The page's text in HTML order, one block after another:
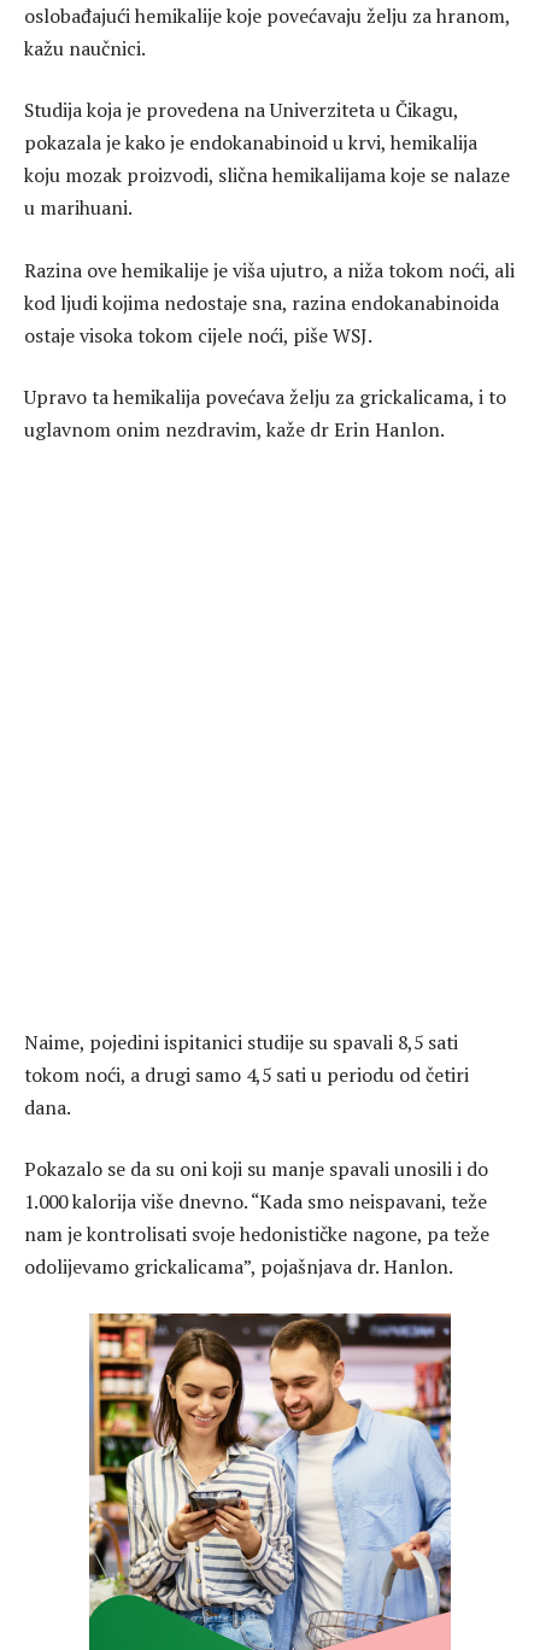
oslobađajući hemikalije koje povećavaju želju za hranom,
kažu naučnici.
Studija koja je provedena na Univerziteta u Čikagu,
pokazala je kako je endokanabinoid u krvi, hemikalija
koju mozak proizvodi, slična hemikalijama koje se nalaze
u marihuani.
Razina ove hemikalije je viša ujutro, a niža tokom noći, ali
kod ljudi kojima nedostaje sna, razina endokanabinoida
ostaje visoka tokom cijele noći, piše WSJ.
Upravo ta hemikalija povećava želju za grickalicama, i to
uglavnom onim nezdravim, kaže dr Erin Hanlon.
Naime, pojedini ispitanici studije su spavali 8,5 sati
tokom noći, a drugi samo 4,5 sati u periodu od četiri
dana.
Pokazalo se da su oni koji su manje spavali unosili i do
1.000 kalorija više dnevno. “Kada smo neispavani, teže
nam je kontrolisati svoje hedonističke nagone, pa teže
odolijevamo grickalicama”, pojašnjava dr. Hanlon.